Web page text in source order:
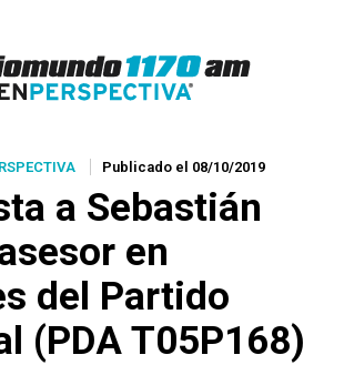
Publicado el 08/10/2019
a Sebastián
en
del Partido
(PDA T05P168)